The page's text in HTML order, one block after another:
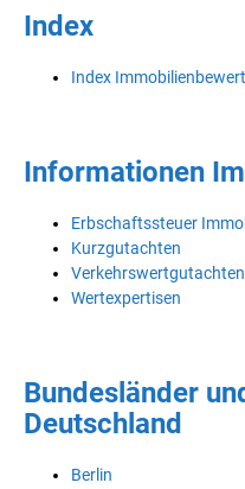
Index
Index
Informationen
Erbschaftssteuer
Kurzgutachten
Verkehrswertgutachten
Wertexpertisen
Bundesländer
Deutschland
Berlin